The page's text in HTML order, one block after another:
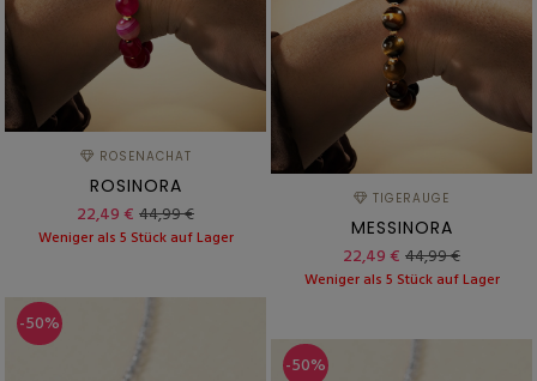
ROSENACHAT
ROSINORA
22,49 € 44,99 €
Weniger als 5 Stück auf Lager
TIGERAUGE
MESSINORA
22,49 € 44,99 €
Weniger als 5 Stück auf Lager
-50%
-50%